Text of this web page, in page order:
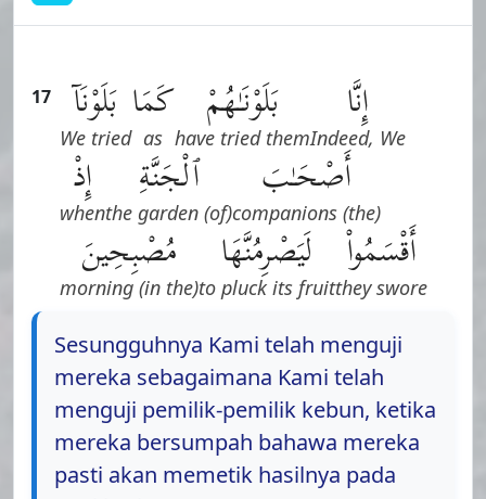
17 إِنَّا
Indeed, We
بَلَوْنَـٰهُمْ
have tried them
كَمَا
as
بَلَوْنَآ
We tried
أَصْحَـٰبَ
(the) companions
ٱلْجَنَّةِ
(of) the garden
إِذْ
when
أَقْسَمُوا۟
they swore
لَيَصْرِمُنَّهَا
to pluck its fruit
مُصْبِحِينَ
(in the) morning
Sesungguhnya Kami telah menguji
mereka sebagaimana Kami telah
menguji pemilik-pemilik kebun, ketika
mereka bersumpah bahawa mereka
pasti akan memetik hasilnya pada